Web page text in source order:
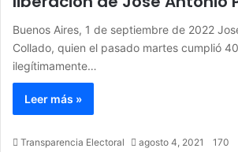
Buenos Aires, 1 de septiembre de 2022
Collado, quien el pasado martes cumplió
ilegítimamente…
Leer más »
Transparencia Electoral agosto 4, 2021 170